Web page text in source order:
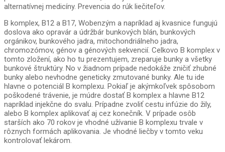
alternatívnej medicíny. Prevencia do rúk liečiteľov.
B komplex, B12 a B17, Wobenzým a napríklad aj kvasnice fungujú
doslova ako opravár a údržbár bunkových blán, bunkových
orgánikov, bunkového jadra, mitochondriálneho jadra,
chromozómov, génov a génových sekvencií. Celkovo B komplex v
tomto zložení, ako ho tu prezentujem, zreparuje bunky a všetky
bunkové štruktúry. No v žiadnom prípade nedokáže zničiť zhubné
bunky alebo nevhodne geneticky zmutované bunky. Ale tu ide
hlavne o potenciál B komplexu. Pokiaľ je akýmkoľvek spôsobom
poškodené trávenie, je múdre dostať B komplex a hlavne B12
napríklad injekčne do svalu. Prípadne zvoliť cestu infúzie do žily,
alebo B komplex aplikovať aj cez konečník. V prípade osôb
starších ako 70 rokov je vhodné užívanie B komplexu trvale v
rôznych formách aplikovania. Je vhodné liečby v tomto veku
kontrolovať lekárom.